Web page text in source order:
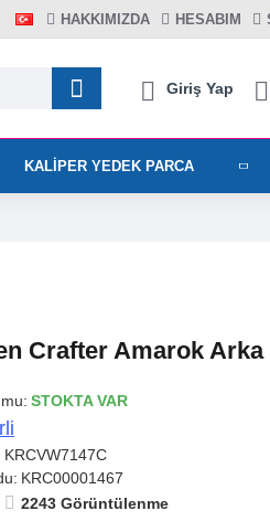
HAKKIMIZDA HESABIM
Giriş Yap
KALIPER YEDEK PARCA
Crafter Amarok Arka
STOKTA VAR
KRCVW7147C
KRC00001467
2243 Görüntülenme